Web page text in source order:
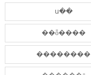
ս��
��ȫ����
��������